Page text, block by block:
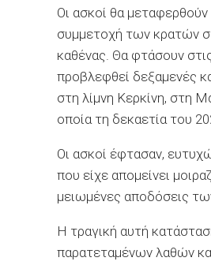
Οι ασκοί θα
συμμετοχή των κρατών
καθένας. Θα φτάσουν
προβλεφθεί δεξαμενές
στη λίμνη Κερκίνη, στη
οποία τη δεκαετία του
Οι ασκοί έφτασαν,
που είχε απομείνει
μειωμένες αποδόσεις
Η τραγική αυτή
παρατεταμένων λαθών